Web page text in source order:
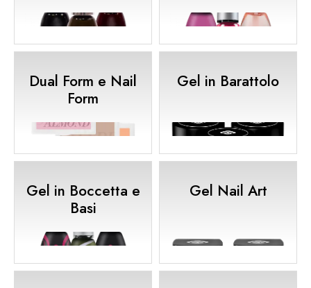
Dual Form e Nail
Form
Gel in Barattolo
Gel in Boccetta e
Basi
Gel Nail Art